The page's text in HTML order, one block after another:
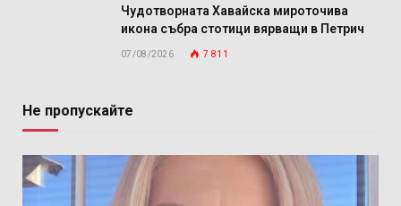
Чудотворната Хавайска мироточива
икона събра стотици вярващи в Петрич
07/08/2026 7 811
Не пропускайте